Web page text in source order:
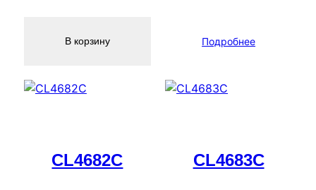
В корзину Подробнее
CL4682C CL4683C